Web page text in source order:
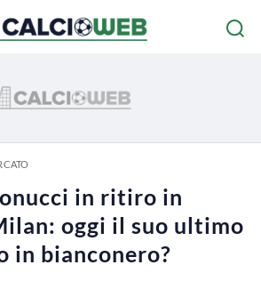
in ritiro in
oggi il suo ultimo
in bianconero?